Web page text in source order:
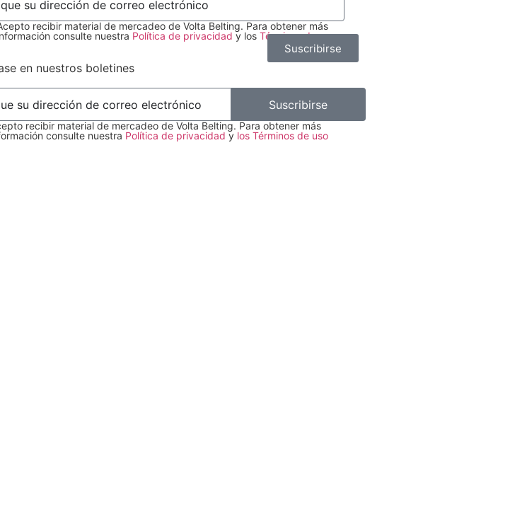
recibir material de mercadeo de Volta Belting. Para obtener más
consulte nuestra Política de privacidad y los Términos de uso.
Suscribirse
en nuestros boletines
recibir material de mercadeo de Volta Belting. Para obtener más
consulte nuestra Política de privacidad y los Términos de uso
Suscribirse